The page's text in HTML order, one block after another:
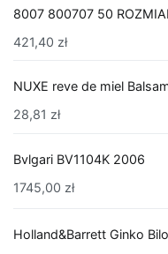
8007 800707 50
421,40 zł
NUXE reve de miel
28,81 zł
Bvlgari BV1104K 2006
1745,00 zł
Holland&Barrett Ginko